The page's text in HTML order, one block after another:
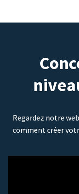
Regardez notre
comment créer